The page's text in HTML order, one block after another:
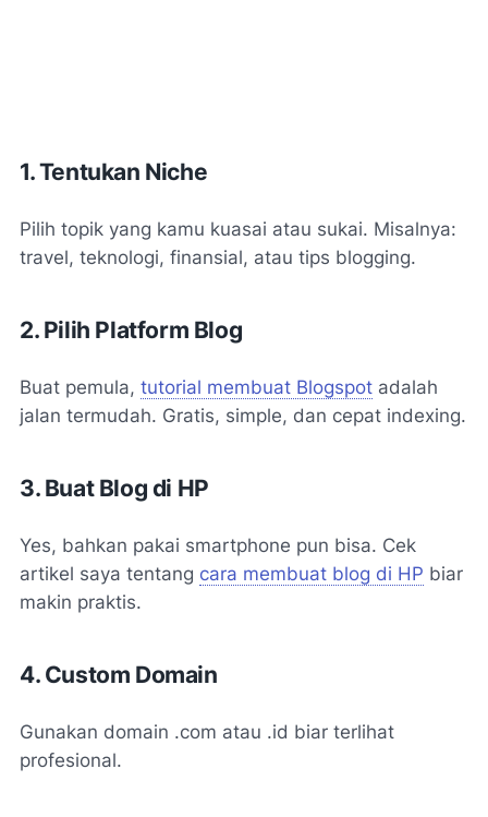
1. Tentukan Niche
Pilih topik yang kamu kuasai atau sukai. Misalnya:
travel, teknologi, finansial, atau tips blogging.
2. Pilih Platform Blog
Buat pemula, tutorial membuat Blogspot adalah
jalan termudah. Gratis, simple, dan cepat indexing.
3. Buat Blog di HP
Yes, bahkan pakai smartphone pun bisa. Cek
artikel saya tentang cara membuat blog di HP biar
makin praktis.
4. Custom Domain
Gunakan domain .com atau .id biar terlihat
profesional.